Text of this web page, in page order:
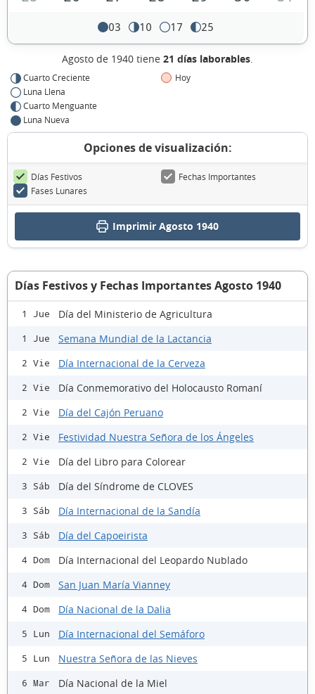
03 10 17 25
Agosto de 1940 tiene 21 días laborables.
Cuarto Creciente
Luna Llena
Cuarto Menguante
Luna Nueva
Hoy
Opciones de visualización:
Días Festivos
Fechas Importantes
Fases Lunares
Imprimir Agosto 1940
Días Festivos y Fechas Importantes Agosto 1940
1 Jue Día del Ministerio de Agricultura
1 Jue Semana Mundial de la Lactancia
2 Vie Día Internacional de la Cerveza
2 Vie Día Conmemorativo del Holocausto Romaní
2 Vie Día del Cajón Peruano
2 Vie Festividad Nuestra Señora de los Ángeles
2 Vie Día del Libro para Colorear
3 Sáb Día del Síndrome de CLOVES
3 Sáb Día Internacional de la Sandía
3 Sáb Día del Capoeirista
4 Dom Día Internacional del Leopardo Nublado
4 Dom San Juan María Vianney
4 Dom Día Nacional de la Dalia
5 Lun Día Internacional del Semáforo
5 Lun Nuestra Señora de las Nieves
6 Mar Día Nacional de la Miel